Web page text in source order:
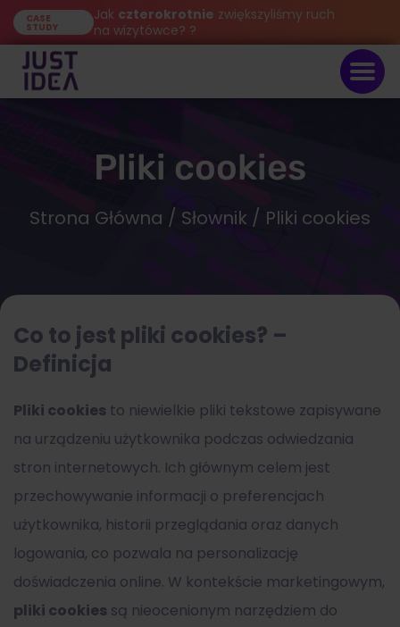
CASE
STUDY
Jak czterokrotnie zwiększyliśmy ruch
na wizytówce? ?
Pliki cookies
Strona Główna / Słownik / Pliki cookies
Co to jest pliki cookies? –
Definicja
Pliki cookies to niewielkie pliki tekstowe zapisywane
na urządzeniu użytkownika podczas odwiedzania
stron internetowych. Ich głównym celem jest
przechowywanie informacji o preferencjach
użytkownika, historii przeglądania oraz danych
logowania, co pozwala na personalizację
doświadczenia online. W kontekście marketingowym,
pliki cookies są nieocenionym narzędziem do